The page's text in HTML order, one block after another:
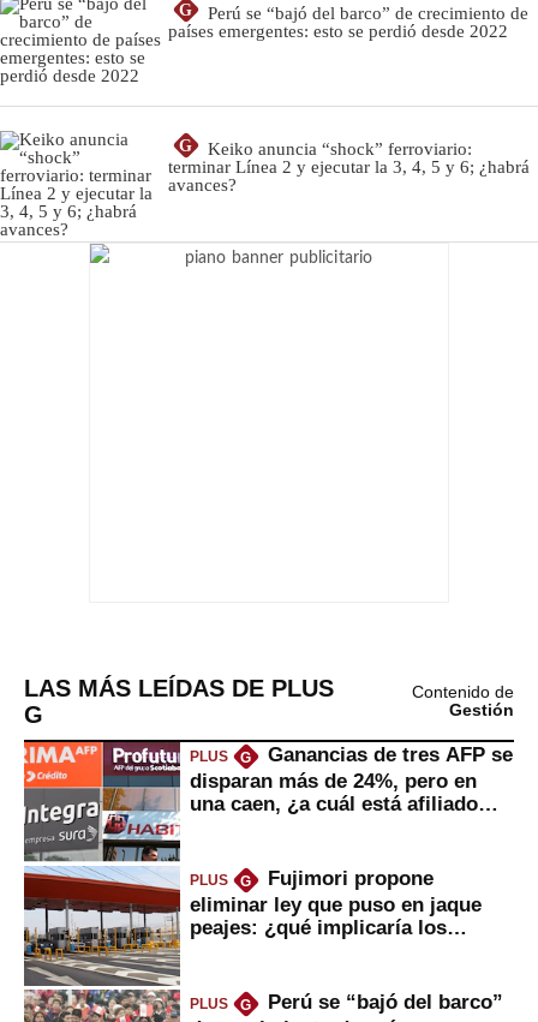
G
Perú se “bajó del barco” de crecimiento de
países emergentes: esto se perdió desde 2022
G
Keiko anuncia “shock” ferroviario:
terminar Línea 2 y ejecutar la 3, 4, 5 y 6; ¿habrá
avances?
LAS MÁS LEÍDAS DE PLUS
G
Contenido de
Gestión
PLUS G
Ganancias de tres AFP se
disparan más de 24%, pero en
una caen, ¿a cuál está afiliado
PLUS G
Fujimori propone
eliminar ley que puso en jaque
peajes: ¿qué implicaría los
PLUS G
Perú se “bajó del barco”